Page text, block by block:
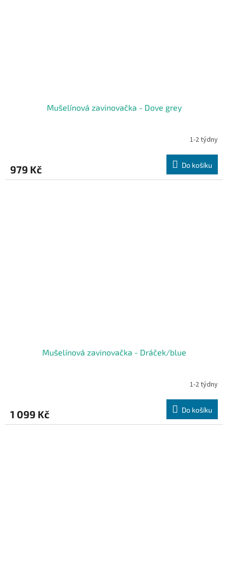
Mušelínová zavinovačka - Dove grey
1-2 týdny
979 Kč Do košíku
Mušelínová zavinovačka - Dráček/blue
1-2 týdny
1 099 Kč Do košíku